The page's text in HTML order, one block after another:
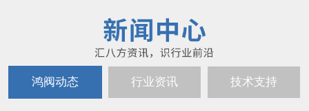
鸿阀动态 行业资讯 技术支持